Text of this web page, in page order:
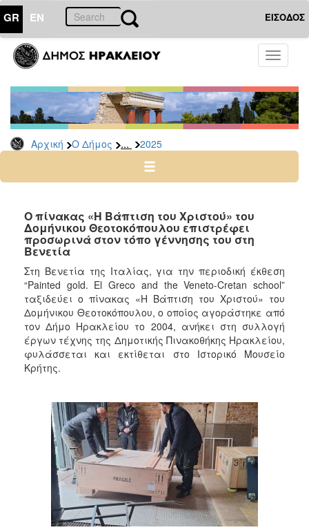
GR EN ΕΙΣΟΔΟΣ
Toggle
Αρχική Ο Δήμος ... 2025
ΔΗΜΟΣ
Δελτία
Τύπου
Αρχείο
2026
2024
2022
2021
2020
2019
2018
2017
2016
2015
2012
2011
2010
2006
Ο πίνακας «Η Βάπτιση του Χριστού» του
Δομήνικου Θεοτοκόπουλου επιστρέφει
προσωρινά στον τόπο γέννησης του στη
Βενετία
Στη Βενετία της Ιταλίας, για την περιοδική έκθεση
“Painted gold. El Greco and the Veneto-Cretan school”
ταξιδεύει ο πίνακας «Η Βάπτιση του Χριστού» του
Δομήνικου Θεοτοκόπουλου, ο οποίος αγοράστηκε από
τον Δήμο Ηρακλείου το 2004, ανήκει στη συλλογή
έργων τέχνης της Δημοτικής Πινακοθήκης Ηρακλείου,
φυλάσσεται και εκτίθεται στο Ιστορικό Μουσείο
Κρήτης.